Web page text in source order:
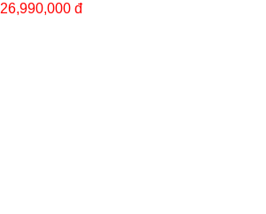
26,990,000 đ